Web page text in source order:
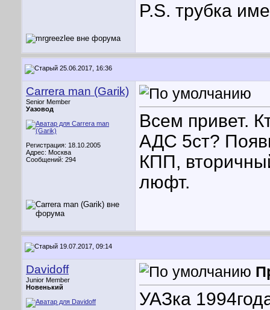
P.S. трубка
25.06.2017, 16:36
Carrera man (Garik)
Senior Member
Уазовод
Регистрация: 18.10.2005
Адрес: Москва
Сообщений: 294
Всем привет.
АДС 5ст?
КПП,
люфт.
19.07.2017, 09:14
Davidoff
Junior Member
Новенький
УАЗка